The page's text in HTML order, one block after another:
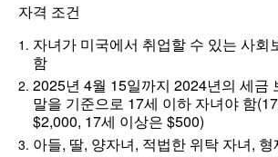
자격 조건
자녀가 미국에서 취업할 수 있는 사회
함
2025년 4월 15일까지 2024년의 세금
말을 기준으로 17세 이하 자녀야 함
$2,000, 17세 이상은 $500)
아들, 딸, 양자녀, 적법한 위탁 자녀,